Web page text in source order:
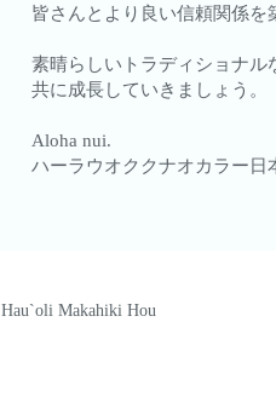
皆さんとより良い信頼関係を
素晴らしいトラディショナル
共に成長していきましょう。
Aloha nui.
ハーラウオククナオカラー日
Hau`oli Makahiki Hou